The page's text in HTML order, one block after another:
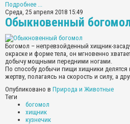
Подробнее ...
Среда, 25 апреля 2018 15:49
Обыкновенный
Богомол – непревзойденный хищник-
окраске и форме тела, он мгновенно
добычу мощными передними ногами.
По способу добычи пищи хищники делятся
жертву, полагаясь на скорость и силу, а
Опубликовано в Природа и Животные
Теги
богомол
хищник
кузнечик